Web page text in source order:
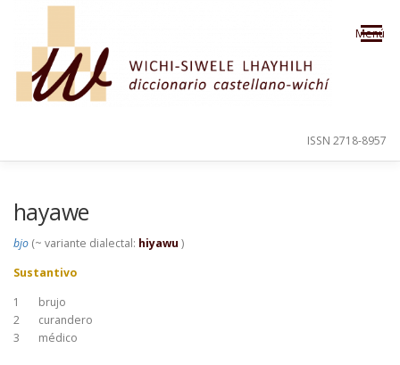
Saltar al contenido
Menú
ISSN 2718-8957
hayawe
bjo (~ variante dialectal: hiyawu )
Sustantivo
1
brujo
2
curandero
3
médico